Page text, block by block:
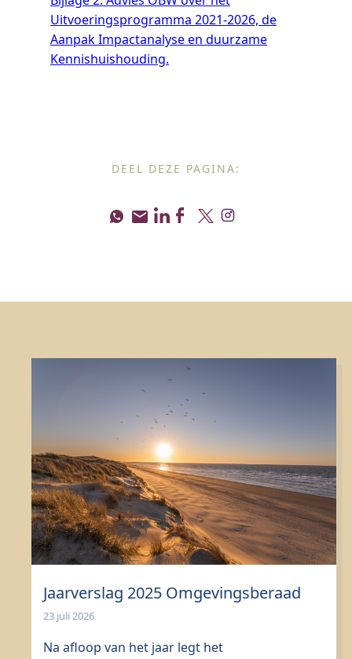
Uitvoeringsprogramma 2021-2026, de
Aanpak Impactanalyse en duurzame
Kennishuishouding.
DEEL DEZE PAGINA:
Jaarverslag 2025 Omgevingsberaad
23 juli 2026
Na afloop van het jaar legt het